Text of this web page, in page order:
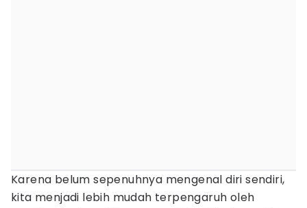
Karena belum sepenuhnya mengenal diri sendiri,
kita menjadi lebih mudah terpengaruh oleh